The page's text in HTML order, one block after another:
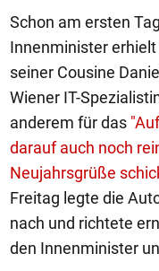
Schon am ersten
Innenminister erhielt
seiner Cousine
Wiener IT-
anderem für das
darauf auch noch
Neujahrsgrüße
Freitag legte die
nach und richtete
den Innenminister